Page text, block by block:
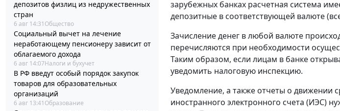
депозитов физлиц из недружественных
стран
6 авг 14:31 Общество
Социальный вычет на лечение
неработающему пенсионеру зависит от
облагаемого дохода
6 авг 14:07Налоги и бухучет
В РФ введут особый порядок закупок
товаров для образовательных
организаций
6 авг 13:41 Образование
зарубежных банках расчетная система
депозитные в соответствующей валюте
Зачисление денег в любой валюте
перечисляются при необходимости
Таким образом, если лицам в банке
уведомить налоговую инспекцию.
Уведомление, а также отчеты о движении
иностранного электронного счета (ИЭС)